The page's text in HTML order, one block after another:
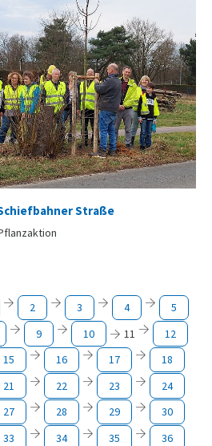
Straße
2 3 4
5
9 10 11
12
15 16 17
18
21 22 23
24
27 28 29
30
33 34 35
36